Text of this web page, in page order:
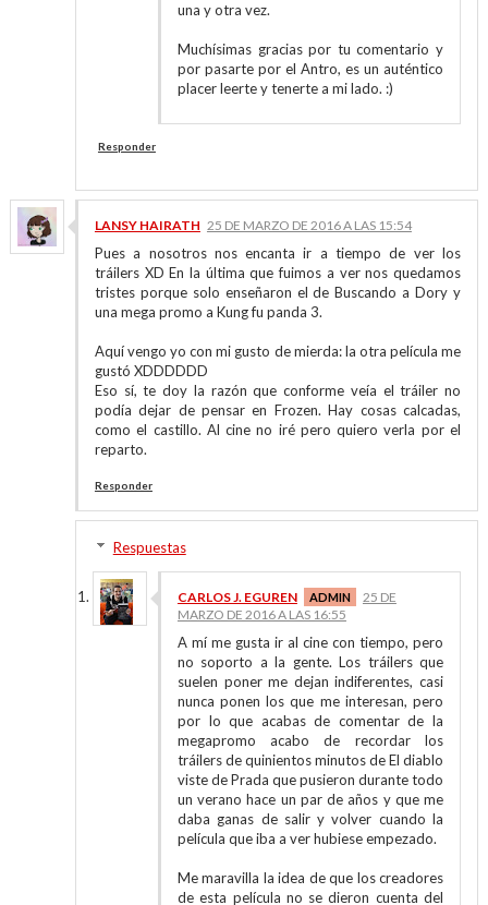
una y otra vez.
Muchísimas gracias por tu comentario y
por pasarte por el Antro, es un auténtico
placer leerte y tenerte a mi lado. :)
Responder
LANSY HAIRATH 25 DE MARZO DE 2016 A LAS 15:54
Pues a nosotros nos encanta ir a tiempo de ver los
tráilers XD En la última que fuimos a ver nos quedamos
tristes porque solo enseñaron el de Buscando a Dory y
una mega promo a Kung fu panda 3.
Aquí vengo yo con mi gusto de mierda: la otra película me
gustó XDDDDDD
Eso sí, te doy la razón que conforme veía el tráiler no
podía dejar de pensar en Frozen. Hay cosas calcadas,
como el castillo. Al cine no iré pero quiero verla por el
reparto.
Responder
Respuestas
CARLOS J. EGUREN
25 DE
MARZO DE 2016 A LAS 16:55
A mí me gusta ir al cine con tiempo, pero
no soporto a la gente. Los tráilers que
suelen poner me dejan indiferentes, casi
nunca ponen los que me interesan, pero
por lo que acabas de comentar de la
megapromo acabo de recordar los
tráilers de quinientos minutos de El diablo
viste de Prada que pusieron durante todo
un verano hace un par de años y que me
daba ganas de salir y volver cuando la
película que iba a ver hubiese empezado.
Me maravilla la idea de que los creadores
de esta película no se dieron cuenta del